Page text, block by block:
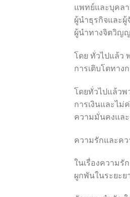
แพทย์และบุคล
ผู้นำธุรกิจและผู้
ผู้นำทางจิตวิญ
โดย ทั่วไปแล้ว
การเติบโตทาง
โดยทั่วไปแล้วพ
การเงินและไม่
ความมั่นคงแล
ความรักและค
ในเรื่องความ
ผูกพันในระยะย